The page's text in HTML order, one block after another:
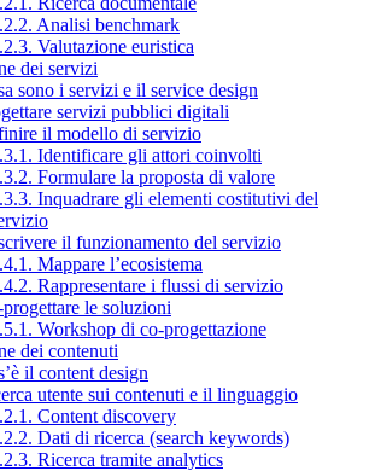
Analisi benchmark
Valutazione euristica
dei servizi
sono i servizi e il service design
servizi pubblici digitali
il modello di servizio
Identificare gli attori coinvolti
Formulare la proposta di valore
Inquadrare gli elementi costitutivi del
il funzionamento del servizio
Mappare l’ecosistema
Rappresentare i flussi di servizio
le soluzioni
Workshop di co-progettazione
dei contenuti
il content design
utente sui contenuti e il linguaggio
Content discovery
Dati di ricerca (search keywords)
Ricerca tramite analytics